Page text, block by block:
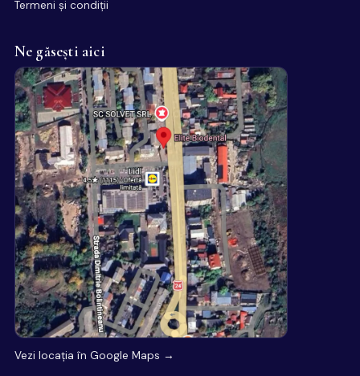
Termeni și condiții
Ne găsești aici
Vezi locația în Google Maps →